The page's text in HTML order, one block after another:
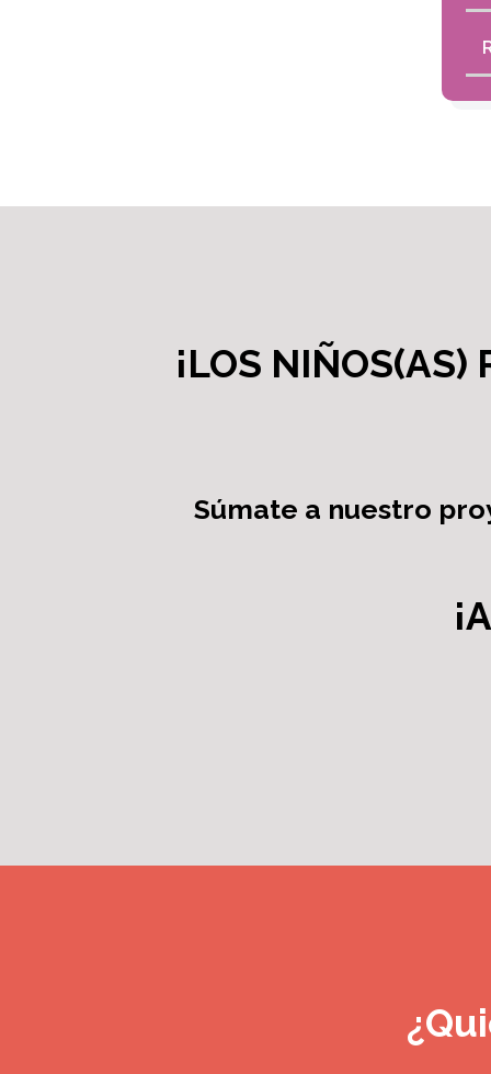
¡LOS NIÑOS(AS)
Súmate a nuestro